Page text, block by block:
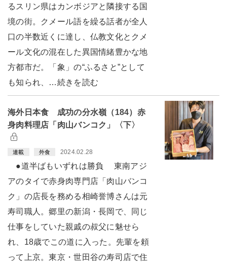
るスリン県はカンボジアと隣接する国
境の街。クメール語を繰る話者が全人
口の半数近くに達し、仏教文化とクメ
ール文化の混在した異国情緒豊かな地
方都市だ。「象」の“ふるさと”として
も知られ、…続きを読む
海外日本食 成功の分水嶺（184）赤
身肉料理店「肉山バンコク」〈下〉
連載 外食 2024.02.28
●道半ばもいずれは勝負 東南アジ
アのタイで赤身肉専門店「肉山バンコ
ク」の店長を務める相崎誉博さんは元
寿司職人。郷里の新潟・長岡で、同じ
仕事をしていた親戚の叔父に魅せら
れ、18歳でこの道に入った。先輩を頼
って上京。東京・世田谷の寿司店で住